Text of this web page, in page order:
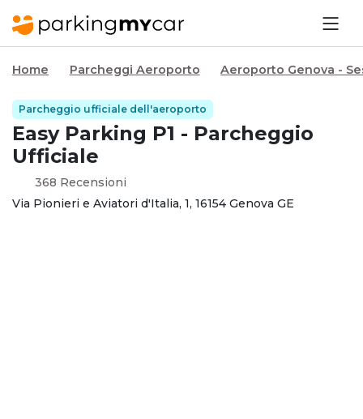
Home Parcheggi Aeroporto Aeroporto Genova -
Parcheggio ufficiale dell'aeroporto
Easy Parking P1 - Parcheggio
Ufficiale
368 Recensioni
Via Pionieri e Aviatori d'Italia, 1, 16154 Genova GE